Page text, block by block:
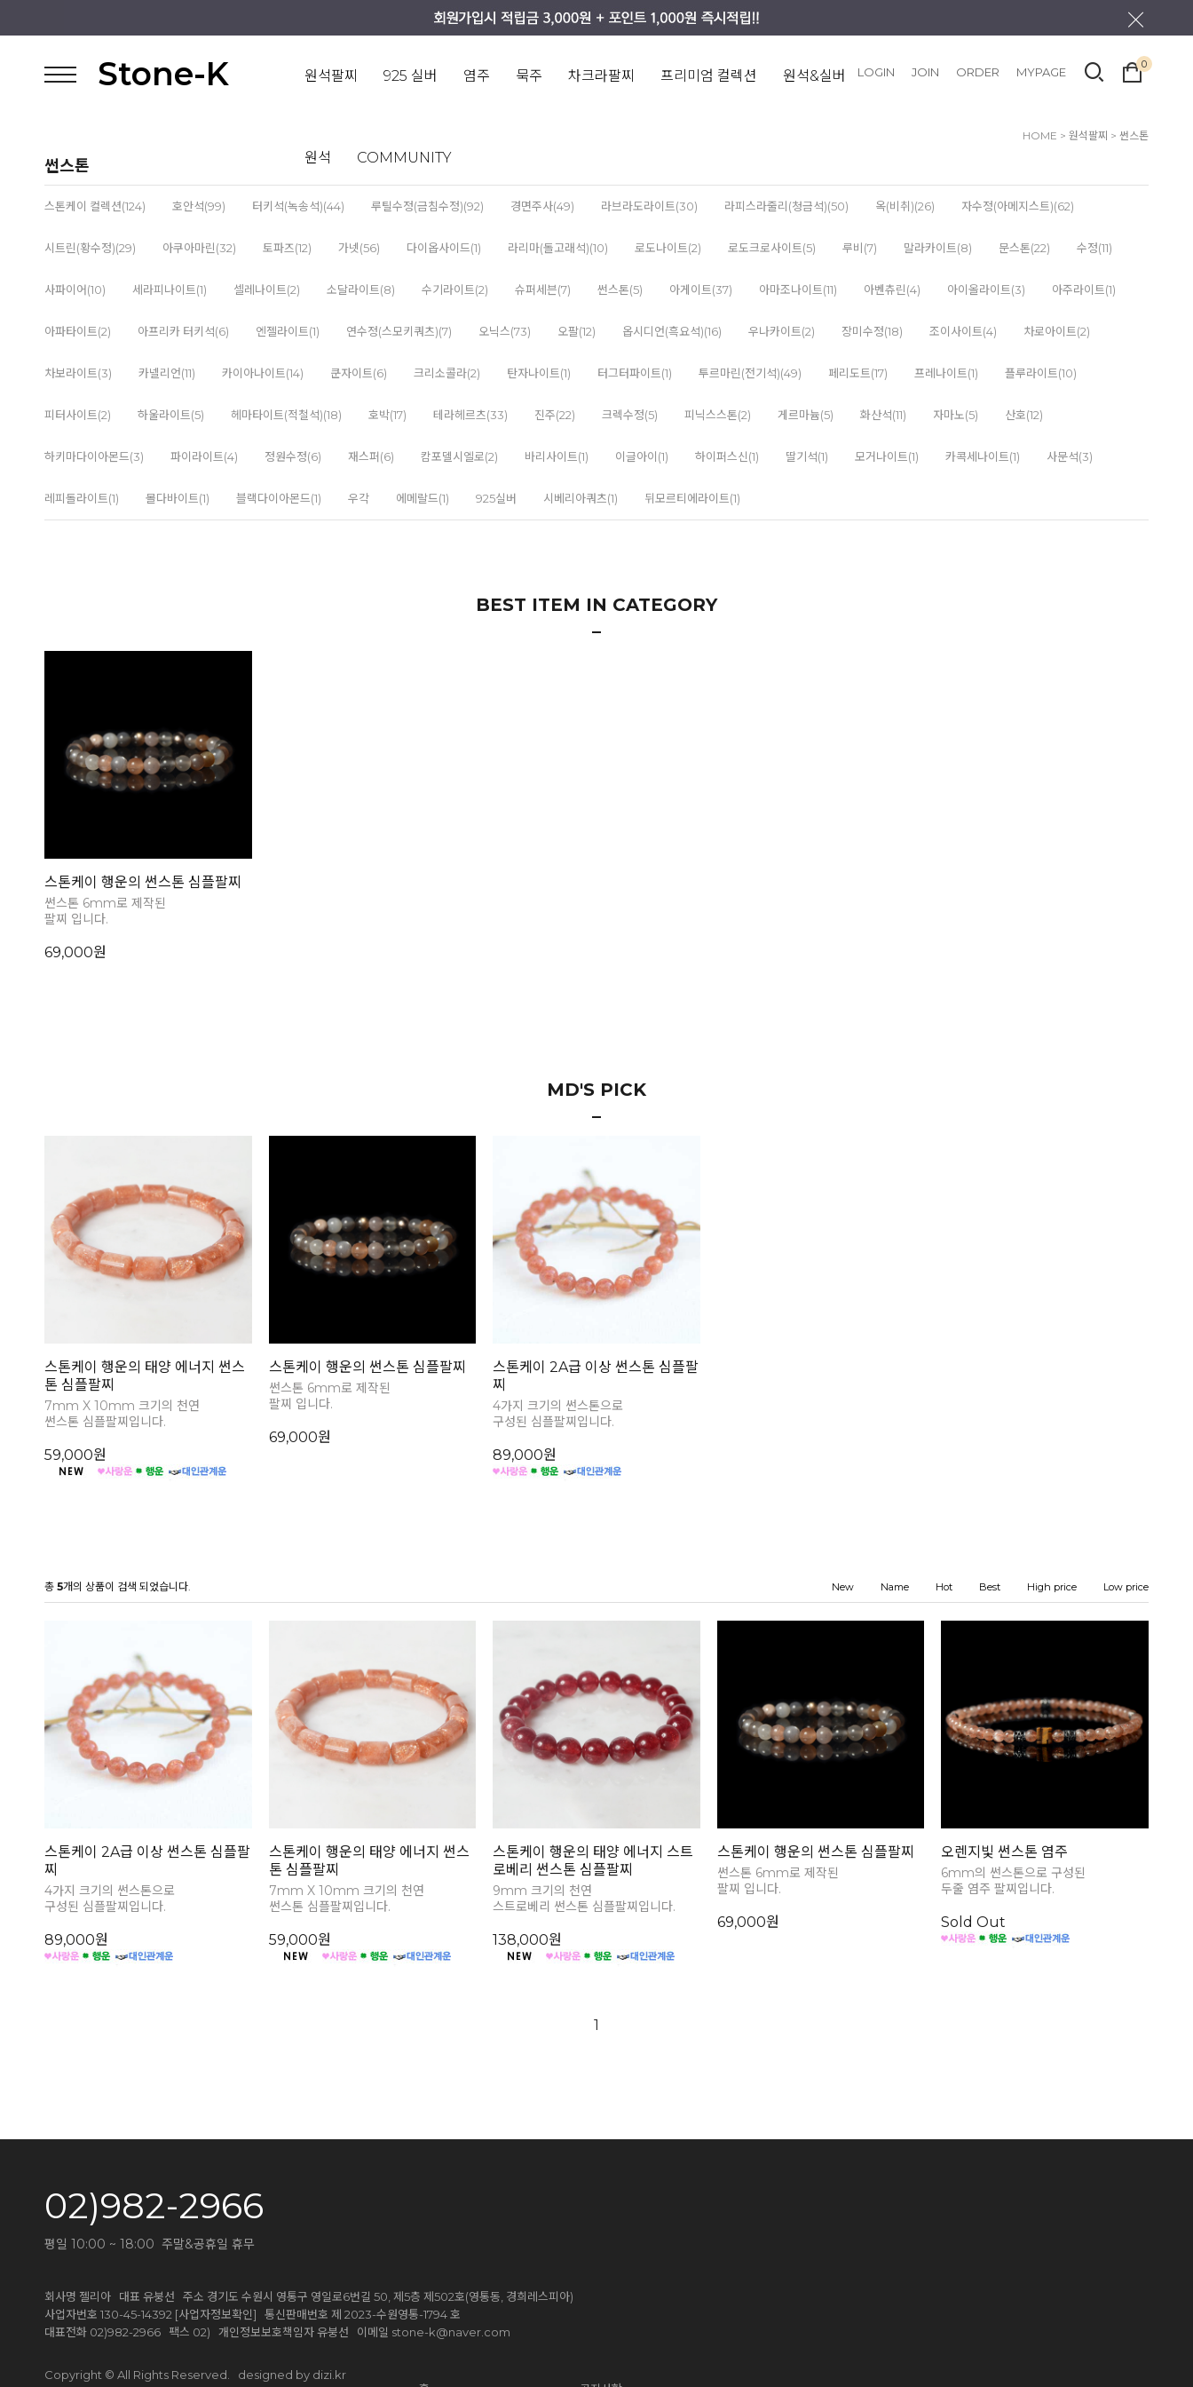
Stone-K 원석팔찌 925 실버 염주 묵주 차크라팔찌 프리미엄 컬렉션 원석&실버
원석 COMMUNITY
LOGIN JOIN ORDER MYPAGE
0
HOME > 원석팔찌 > 썬스톤
썬스톤
스톤케이 컬렉션(124) 호안석(99) 터키석(녹송석)(44) 루틸수정(금침수정)(92) 경면주사(49) 라브라도라이트(30) 라피스라줄리(청금석)(50) 옥(비취)(26) 자수정(아메지스트)(62)
시트린(황수정)(29) 아쿠아마린(32) 토파즈(12) 가넷(56) 다이옵사이드(1) 라리마(돌고래석)(10) 로도나이트(2) 로도크로사이트(5) 루비(7) 말라카이트(8) 문스톤(22) 수정(11)
사파이어(10) 세라피나이트(1) 셀레나이트(2) 소달라이트(8) 수기라이트(2) 슈퍼세븐(7) 썬스톤(5) 아게이트(37) 아마조나이트(11) 아벤츄린(4) 아이올라이트(3) 아주라이트(1)
아파타이트(2) 아프리카 터키석(6) 엔젤라이트(1) 연수정(스모키쿼츠)(7) 오닉스(73) 오팔(12) 옵시디언(흑요석)(16) 우나카이트(2) 장미수정(18) 조이사이트(4) 차로아이트(2)
차보라이트(3) 카넬리언(11) 카이아나이트(14) 쿤자이트(6) 크리소콜라(2) 탄자나이트(1) 터그터파이트(1) 투르마린(전기석)(49) 페리도트(17) 프레나이트(1) 플루라이트(10)
피터사이트(2) 하울라이트(5) 헤마타이트(적철석)(18) 호박(17) 테라헤르츠(33) 진주(22) 크렉수정(5) 피닉스스톤(2) 게르마늄(5) 화산석(11) 자마노(5) 산호(12)
하키마다이아몬드(3) 파이라이트(4) 정원수정(6) 재스퍼(6) 캄포델시엘로(2) 바리사이트(1) 이글아이(1) 하이퍼스신(1) 딸기석(1) 모거나이트(1) 카콕세나이트(1) 사문석(3)
레피돌라이트(1) 몰다바이트(1) 블랙다이아몬드(1) 우각 에메랄드(1) 925실버 시베리아쿼츠(1) 뒤모르티에라이트(1)
BEST ITEM IN CATEGORY
스톤케이 행운의 썬스톤 심플팔찌
썬스톤 6mm로 제작된
팔찌 입니다.
69,000원
MD'S PICK
스톤케이 행운의 태양 에너지 썬스
톤 심플팔찌
7mm X 10mm 크기의 천연
썬스톤 심플팔찌입니다.
59,000원
스톤케이 행운의 썬스톤 심플팔찌
썬스톤 6mm로 제작된
팔찌 입니다.
69,000원
스톤케이 2A급 이상 썬스톤 심플팔
찌
4가지 크기의 썬스톤으로
구성된 심플팔찌입니다.
89,000원
총 5개의 상품이 검색 되었습니다. New Name Hot Best High price Low price
스톤케이 2A급 이상 썬스톤 심플팔
찌
4가지 크기의 썬스톤으로
구성된 심플팔찌입니다.
89,000원
스톤케이 행운의 태양 에너지 썬스
톤 심플팔찌
7mm X 10mm 크기의 천연
썬스톤 심플팔찌입니다.
59,000원
스톤케이 행운의 태양 에너지 스트
로베리 썬스톤 심플팔찌
9mm 크기의 천연
스트로베리 썬스톤 심플팔찌입니다.
138,000원
스톤케이 행운의 썬스톤 심플팔찌
썬스톤 6mm로 제작된
팔찌 입니다.
69,000원
오렌지빛 썬스톤 염주
6mm의 썬스톤으로 구성된
두줄 염주 팔찌입니다.
Sold Out
1
02)982-2966
평일 10:00 ~ 18:00 주말&공휴일 휴무
회사명 젤리아 대표 유붕선 주소 경기도 수원시 영통구 영일로6번길 50, 제5층 제502호(영통동, 경희레스피아)
사업자번호 130-45-14392 [사업자정보확인] 통신판매번호 제 2023-수원영통-1794 호
대표전화 02)982-2966 팩스 02) 개인정보보호책임자 유붕선 이메일 stone-k@naver.com
Copyright © All Rights Reserved. designed by dizi.kr